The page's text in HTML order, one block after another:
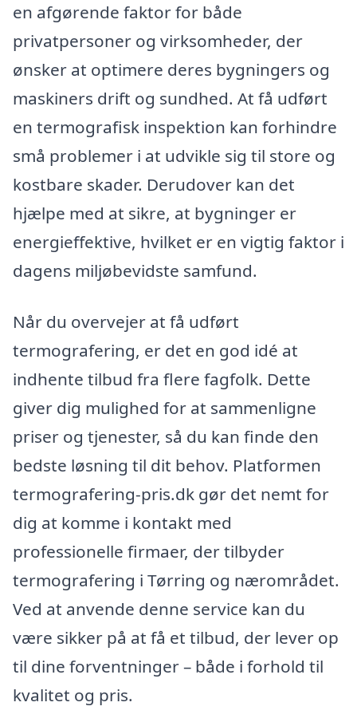
en afgørende faktor for både
privatpersoner og virksomheder, der
ønsker at optimere deres bygningers og
maskiners drift og sundhed. At få udført
en termografisk inspektion kan forhindre
små problemer i at udvikle sig til store og
kostbare skader. Derudover kan det
hjælpe med at sikre, at bygninger er
energieffektive, hvilket er en vigtig faktor i
dagens miljøbevidste samfund.
Når du overvejer at få udført
termografering, er det en god idé at
indhente tilbud fra flere fagfolk. Dette
giver dig mulighed for at sammenligne
priser og tjenester, så du kan finde den
bedste løsning til dit behov. Platformen
termografering-pris.dk gør det nemt for
dig at komme i kontakt med
professionelle firmaer, der tilbyder
termografering i Tørring og nærområdet.
Ved at anvende denne service kan du
være sikker på at få et tilbud, der lever op
til dine forventninger – både i forhold til
kvalitet og pris.